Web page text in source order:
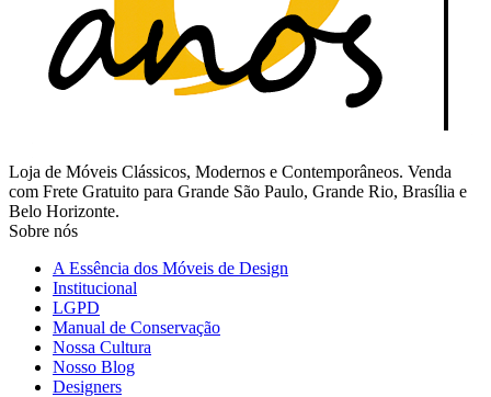
Loja de Móveis Clássicos, Modernos e Contemporâneos. Venda
com Frete Gratuito para Grande São Paulo, Grande Rio, Brasília e
Belo Horizonte.
Sobre nós
A Essência dos Móveis de Design
Institucional
LGPD
Manual de Conservação
Nossa Cultura
Nosso Blog
Designers